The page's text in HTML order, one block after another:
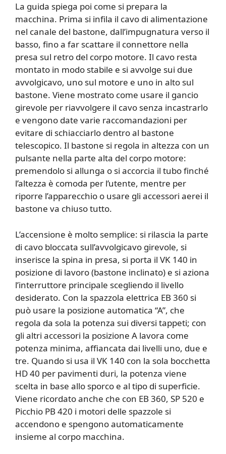
La guida spiega poi come si prepara la
macchina. Prima si infila il cavo di alimentazione
nel canale del bastone, dall’impugnatura verso il
basso, fino a far scattare il connettore nella
presa sul retro del corpo motore. Il cavo resta
montato in modo stabile e si avvolge sui due
avvolgicavo, uno sul motore e uno in alto sul
bastone. Viene mostrato come usare il gancio
girevole per riavvolgere il cavo senza incastrarlo
e vengono date varie raccomandazioni per
evitare di schiacciarlo dentro al bastone
telescopico. Il bastone si regola in altezza con un
pulsante nella parte alta del corpo motore:
premendolo si allunga o si accorcia il tubo finché
l’altezza è comoda per l’utente, mentre per
riporre l’apparecchio o usare gli accessori aerei il
bastone va chiuso tutto.
L’accensione è molto semplice: si rilascia la parte
di cavo bloccata sull’avvolgicavo girevole, si
inserisce la spina in presa, si porta il VK 140 in
posizione di lavoro (bastone inclinato) e si aziona
l’interruttore principale scegliendo il livello
desiderato. Con la spazzola elettrica EB 360 si
può usare la posizione automatica “A”, che
regola da sola la potenza sui diversi tappeti; con
gli altri accessori la posizione A lavora come
potenza minima, affiancata dai livelli uno, due e
tre. Quando si usa il VK 140 con la sola bocchetta
HD 40 per pavimenti duri, la potenza viene
scelta in base allo sporco e al tipo di superficie.
Viene ricordato anche che con EB 360, SP 520 e
Picchio PB 420 i motori delle spazzole si
accendono e spengono automaticamente
insieme al corpo macchina.